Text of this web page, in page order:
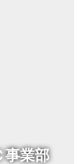
事業部